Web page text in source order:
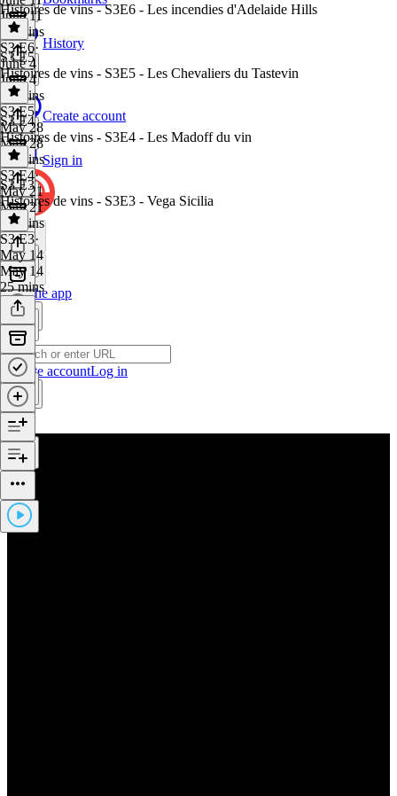
History
Create account
Sign in
Get the app
Create accountLog in
June 11
35 mins
Histoires de vins - S3E6 - Les incendies d'Adelaide Hills
S3 E6·
June 4
June 4
20 mins
S3 E5
Histoires de vins - S3E5 - Les Chevaliers du Tastevin
S3 E5·
May 28
May 28
20 mins
S3 E4
Histoires de vins - S3E4 - Les Madoff du vin
S3 E4·
May 21
May 21
32 mins
S3 E3
Histoires de vins - S3E3 - Vega Sicilia
S3 E3·
May 14
May 14
25 mins